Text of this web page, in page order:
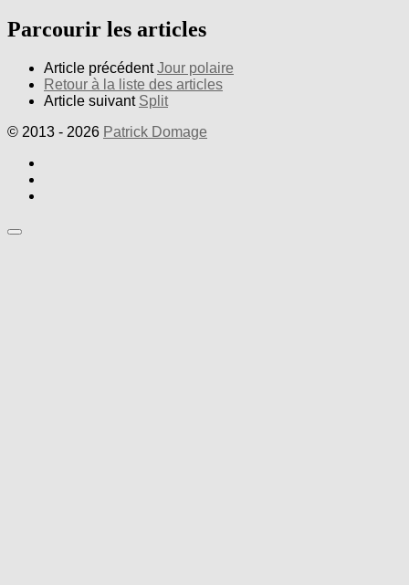
Parcourir les articles
Article précédent Jour polaire
Retour à la liste des articles
Article suivant Split
© 2013 - 2026 Patrick Domage